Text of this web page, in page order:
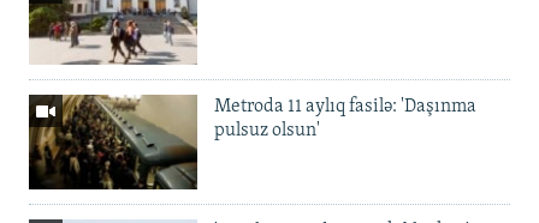
Metroda 11 aylıq fasilə: 'Daşınma
pulsuz olsun'